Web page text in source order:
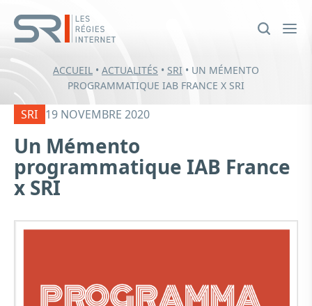
ACCUEIL • ACTUALITÉS • SRI • UN MÉMENTO
PROGRAMMATIQUE IAB FRANCE X SRI
SRI 19 NOVEMBRE 2020
Un Mémento
programmatique IAB France
x SRI